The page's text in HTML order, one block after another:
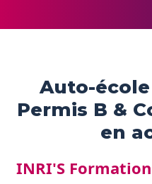
Auto-
Permis B &
en
INRI'S